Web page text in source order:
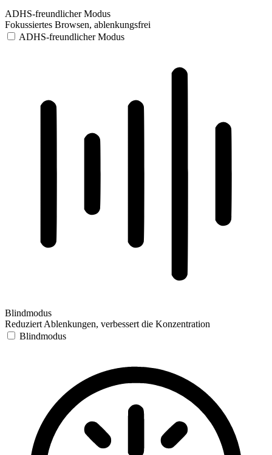
ADHS-freundlicher Modus
Fokussiertes Browsen, ablenkungsfrei
ADHS-freundlicher Modus
Blindmodus
Reduziert Ablenkungen, verbessert die Konzentration
Blindmodus